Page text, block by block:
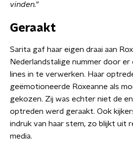
vinden."
Geraakt
Sarita gaf haar eigen draai aan
Nederlandstalige nummer door
lines in te verwerken. Haar
geëmotioneerde Roxeanne als
gekozen. Zij was echter niet de
optreden werd geraakt. Ook
indruk van haar stem, zo blijkt uit
media.